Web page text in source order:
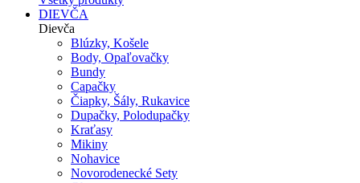
DIEVČA
Dievča
Blúzky, Košele
Body, Opaľovačky
Bundy
Capačky
Čiapky, Šály, Rukavice
Dupačky, Polodupačky
Kraťasy
Mikiny
Nohavice
Novorodenecké Sety